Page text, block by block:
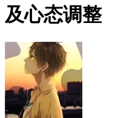
及心态调整